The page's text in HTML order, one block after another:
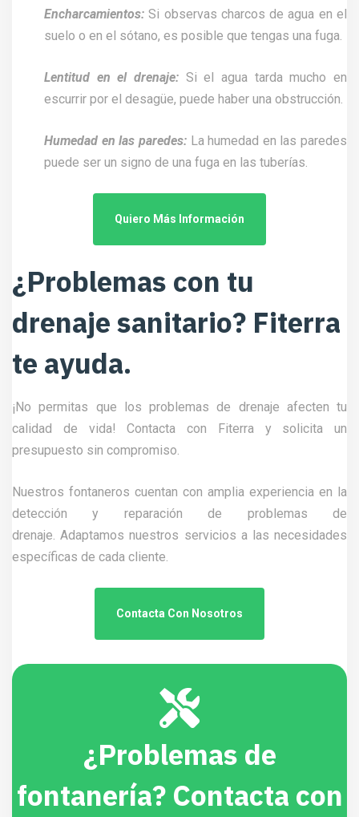
Encharcamientos: Si observas charcos de agua en el
suelo o en el sótano, es posible que tengas una fuga.
Lentitud en el drenaje: Si el agua tarda mucho en
escurrir por el desagüe, puede haber una obstrucción.
Humedad en las paredes: La humedad en las paredes
puede ser un signo de una fuga en las tuberías.
Quiero Más Información
¿Problemas con tu
drenaje sanitario? Fiterra
te ayuda.
¡No permitas que los problemas de drenaje afecten tu
calidad de vida! Contacta con Fiterra y solicita un
presupuesto sin compromiso.
Nuestros fontaneros cuentan con amplia experiencia en la
detección y reparación de problemas de
drenaje. Adaptamos nuestros servicios a las necesidades
específicas de cada cliente.
Contacta Con Nosotros
¿Problemas de
fontanería? Contacta con